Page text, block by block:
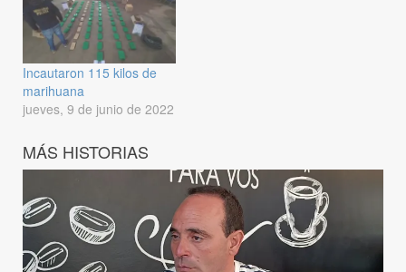
Incautaron 115 kilos de
marihuana
jueves, 9 de junio de 2022
MÁS HISTORIAS